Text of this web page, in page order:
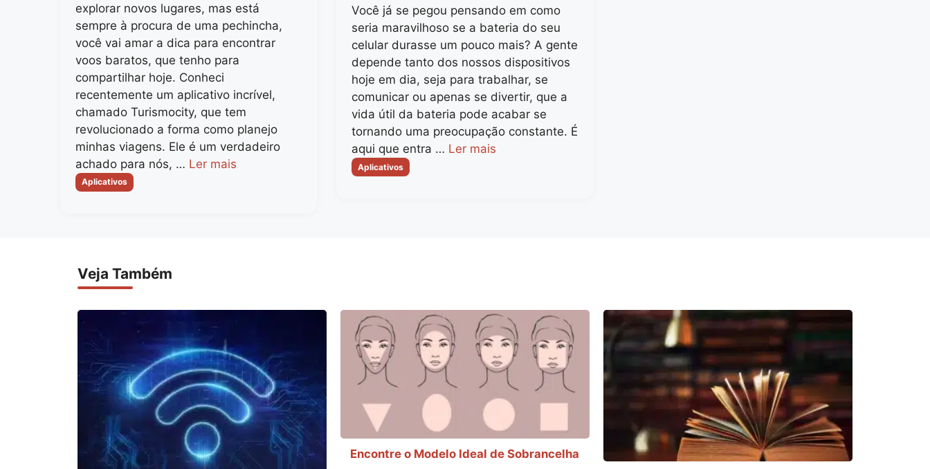
explorar novos lugares, mas está
sempre à procura de uma pechincha,
você vai amar a dica para encontrar
voos baratos, que tenho para
compartilhar hoje. Conheci
recentemente um aplicativo incrível,
chamado Turismocity, que tem
revolucionado a forma como planejo
minhas viagens. Ele é um verdadeiro
achado para nós, … Ler mais
Categorias
Aplicativos
Você já se pegou pensando em como
seria maravilhoso se a bateria do seu
celular durasse um pouco mais? A gente
depende tanto dos nossos dispositivos
hoje em dia, seja para trabalhar, se
comunicar ou apenas se divertir, que a
vida útil da bateria pode acabar se
tornando uma preocupação constante. É
aqui que entra … Ler mais
Categorias
Aplicativos
Veja Também
Encontre o Modelo Ideal de Sobrancelha